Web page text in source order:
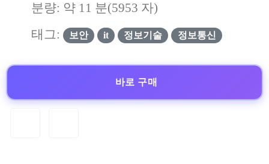
분량: 약 11 분(5953 자)
태그:
보안 it 정보기술 정보통신
바로 구매